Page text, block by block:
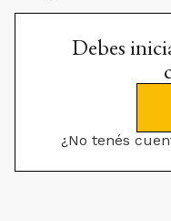
Debes
¿No tenés